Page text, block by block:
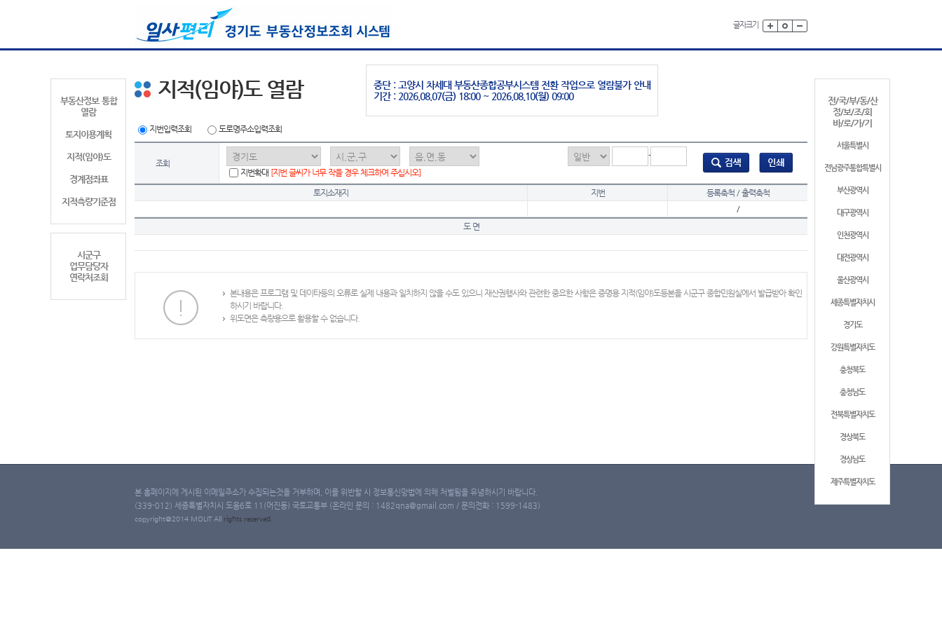
글자크기
부동산정보 통합
열람
토지이용계획
지적(임야)도
경계점좌표
지적측량기준점
시군구
업무담당자
연락처조회
전/국/부/동/산
정/보/조/회
바/로/가/기
서울특별시
전남광주통합특별시
부산광역시
대구광역시
인천광역시
대전광역시
울산광역시
세종특별자치시
경기도
강원특별자치도
충청북도
충청남도
전북특별자치도
경상북도
경상남도
제주특별자치도
중단 : 고양시 차세대 부동산종합공부시스템 전환 작업으로 열람불가 안내
기간 : 2026.08.07(금) 18:00 ~ 2026.08.10(월) 09:00
지적(임야)도 열람
지번입력조회 도로명주소입력조회
조회
-
지번확대 [지번 글씨가 너무 작을 경우 체크하여 주십시오]
토지소재지 지번
등록축척 / 출력축척
/
도 면
본내용은 프로그램 및 데이타등의 오류로 실제 내용과 일치하지 않을 수도 있으니 재산권행사와 관련한 중요한 사항은 증명용 지적(임야)도등본을 시군구 종합민원실에서 발급받아 확인
하시기 바랍니다.
위도면은 측량용으로 활용할 수 없습니다.
본 홈페이지에 게시된 이메일주소가 수집되는것을 거부하며, 이를 위반할 시 정보통신망법에 의해 처벌됨을 유념하시기 바랍니다.
(339-012) 세종특별자치시 도움6로 11(어진동) 국토교통부 (온라인 문의 : 1482qna@gmail.com / 문의전화 : 1599-1483)
copyright@2014 MOLIT All rights reserved.